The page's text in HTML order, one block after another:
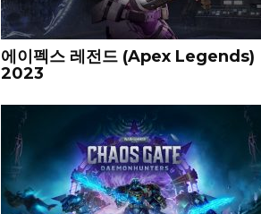
에이펙스 레전드 (Apex Legends)
2023